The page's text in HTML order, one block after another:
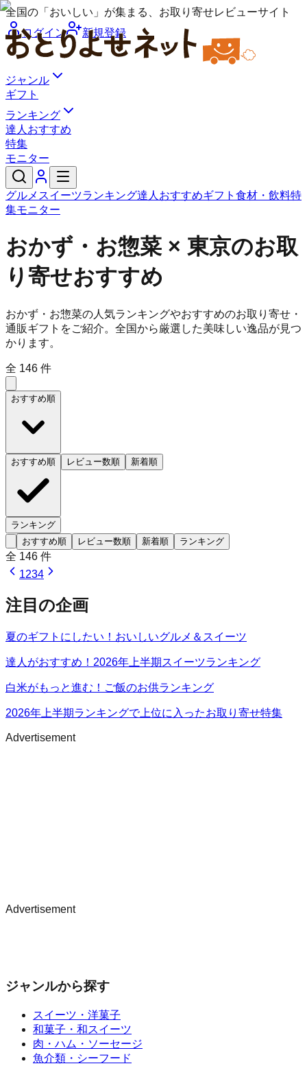
全国の「おいしい」が集まる、お取り寄せレビューサイト
ログイン
新規登録
ジャンル
ギフト
ランキング
達人おすすめ
特集
モニター
グルメ スイーツランキング達人おすすめギフト 食材・飲料特
集モニター
おかず・お惣菜 × 東京のお取
り寄せおすすめ
おかず・お惣菜の人気ランキングやおすすめのお取り寄せ・
通販ギフトをご紹介。全国から厳選した美味しい逸品が見つ
かります。
全 146 件
おすすめ順
おすすめ順 レビュー数順 新着順
ランキング
おすすめ順
レビュー数順 新着順 ランキング
全 146 件
1234
注目の企画
夏のギフトにしたい！おいしいグルメ＆スイーツ
達人がおすすめ！2026年上半期スイーツランキング
白米がもっと進む！ご飯のお供ランキング
2026年上半期ランキングで上位に入ったお取り寄せ特集
Advertisement
Advertisement
ジャンルから探す
スイーツ・洋菓子
和菓子・和スイーツ
肉・ハム・ソーセージ
魚介類・シーフード